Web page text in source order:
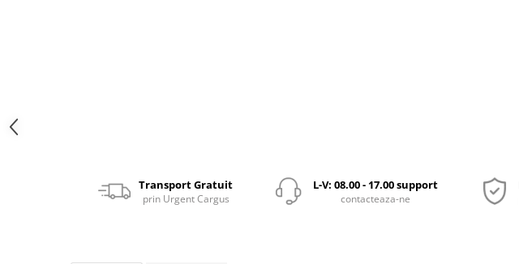
Transport Gratuit
prin Urgent Cargus
L-V: 08.00 - 17.00 support
contacteaza-ne